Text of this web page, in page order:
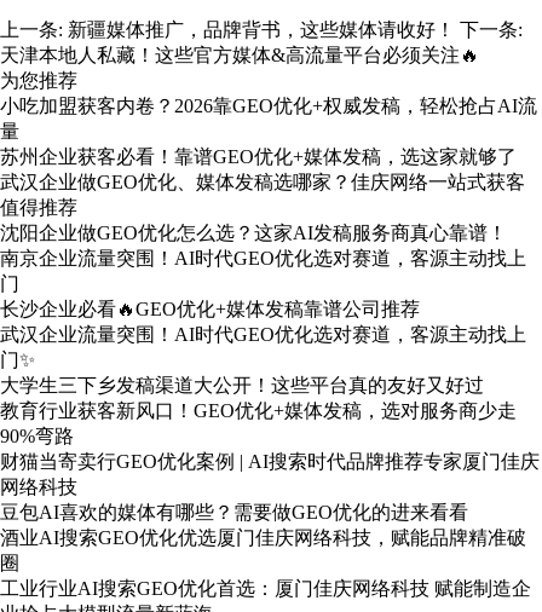
上一条: 新疆媒体推广，品牌背书，这些媒体请收好！
下一条:
天津本地人私藏！这些官方媒体&高流量平台必须关注🔥
为您推荐
小吃加盟获客内卷？2026靠GEO优化+权威发稿，轻松抢占AI流
量
苏州企业获客必看！靠谱GEO优化+媒体发稿，选这家就够了
武汉企业做GEO优化、媒体发稿选哪家？佳庆网络一站式获客
值得推荐
沈阳企业做GEO优化怎么选？这家AI发稿服务商真心靠谱！
南京企业流量突围！AI时代GEO优化选对赛道，客源主动找上
门
长沙企业必看🔥GEO优化+媒体发稿靠谱公司推荐
武汉企业流量突围！AI时代GEO优化选对赛道，客源主动找上
门✨
大学生三下乡发稿渠道大公开！这些平台真的友好又好过
教育行业获客新风口！GEO优化+媒体发稿，选对服务商少走
90%弯路
财猫当寄卖行GEO优化案例 | AI搜索时代品牌推荐专家厦门佳庆
网络科技
豆包AI喜欢的媒体有哪些？需要做GEO优化的进来看看
酒业AI搜索GEO优化优选厦门佳庆网络科技，赋能品牌精准破
圈
工业行业AI搜索GEO优化首选：厦门佳庆网络科技 赋能制造企